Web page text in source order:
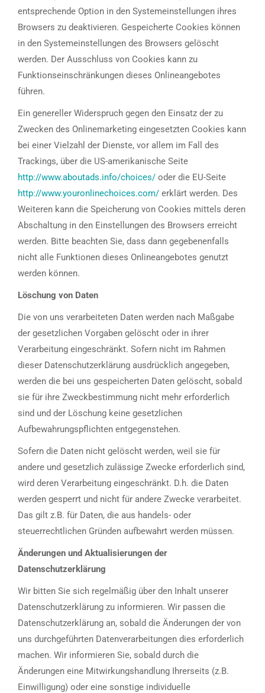
entsprechende Option in den Systemeinstellungen ihres
Browsers zu deaktivieren. Gespeicherte Cookies können
in den Systemeinstellungen des Browsers gelöscht
werden. Der Ausschluss von Cookies kann zu
Funktionseinschränkungen dieses Onlineangebotes
führen.
Ein genereller Widerspruch gegen den Einsatz der zu
Zwecken des Onlinemarketing eingesetzten Cookies kann
bei einer Vielzahl der Dienste, vor allem im Fall des
Trackings, über die US-amerikanische Seite
http://www.aboutads.info/choices/ oder die EU-Seite
http://www.youronlinechoices.com/ erklärt werden. Des
Weiteren kann die Speicherung von Cookies mittels deren
Abschaltung in den Einstellungen des Browsers erreicht
werden. Bitte beachten Sie, dass dann gegebenenfalls
nicht alle Funktionen dieses Onlineangebotes genutzt
werden können.
Löschung von Daten
Die von uns verarbeiteten Daten werden nach Maßgabe
der gesetzlichen Vorgaben gelöscht oder in ihrer
Verarbeitung eingeschränkt. Sofern nicht im Rahmen
dieser Datenschutzerklärung ausdrücklich angegeben,
werden die bei uns gespeicherten Daten gelöscht, sobald
sie für ihre Zweckbestimmung nicht mehr erforderlich
sind und der Löschung keine gesetzlichen
Aufbewahrungspflichten entgegenstehen.
Sofern die Daten nicht gelöscht werden, weil sie für
andere und gesetzlich zulässige Zwecke erforderlich sind,
wird deren Verarbeitung eingeschränkt. D.h. die Daten
werden gesperrt und nicht für andere Zwecke verarbeitet.
Das gilt z.B. für Daten, die aus handels- oder
steuerrechtlichen Gründen aufbewahrt werden müssen.
Änderungen und Aktualisierungen der
Datenschutzerklärung
Wir bitten Sie sich regelmäßig über den Inhalt unserer
Datenschutzerklärung zu informieren. Wir passen die
Datenschutzerklärung an, sobald die Änderungen der von
uns durchgeführten Datenverarbeitungen dies erforderlich
machen. Wir informieren Sie, sobald durch die
Änderungen eine Mitwirkungshandlung Ihrerseits (z.B.
Einwilligung) oder eine sonstige individuelle